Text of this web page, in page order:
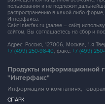
пользования и не подлежит
распространению в какой-либо
Интерфакса.
Сайт Interfax.ru (далее – сайт)
сайтом, Вы соглашаетесь на сбор и
Адрес: Россия, 127006, Москва, 1-я
+7 (499) 250-98-40, факс: +7 (499)
Продукты информационной
"Интерфакс"
Информация о компаниях,
СПАРК